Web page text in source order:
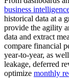
business
historical data at a
provide the agility
data and extract
compare financial
year-to-year, as
leakage, deferred
optimize monthly